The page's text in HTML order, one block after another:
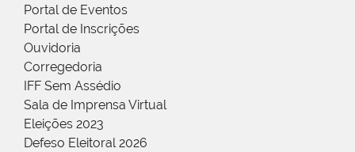
Portal de Eventos
Portal de Inscrições
Ouvidoria
Corregedoria
IFF Sem Assédio
Sala de Imprensa Virtual
Eleições 2023
Defeso Eleitoral 2026